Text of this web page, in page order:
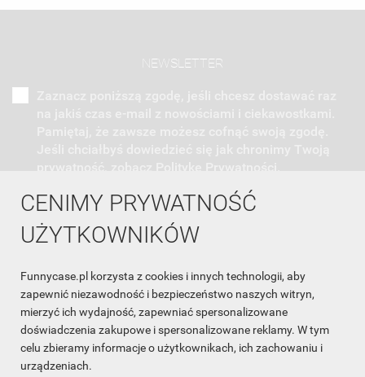
CENIMY PRYWATNOŚĆ
UŻYTKOWNIKÓW
Funnycase.pl korzysta z cookies i innych technologii, aby
zapewnić niezawodność i bezpieczeństwo naszych witryn,
mierzyć ich wydajność, zapewniać spersonalizowane
doświadczenia zakupowe i spersonalizowane reklamy. W tym
celu zbieramy informacje o użytkownikach, ich zachowaniu i
urządzeniach.
NEWSLETTER
INFORMACJA O SKLEPIE
INFORMACJE
OBSŁUGA KLIENTA